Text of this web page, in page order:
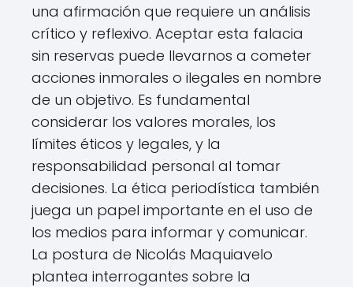
una afirmación que requiere un análisis
crítico y reflexivo. Aceptar esta falacia
sin reservas puede llevarnos a cometer
acciones inmorales o ilegales en nombre
de un objetivo. Es fundamental
considerar los valores morales, los
límites éticos y legales, y la
responsabilidad personal al tomar
decisiones. La ética periodística también
juega un papel importante en el uso de
los medios para informar y comunicar.
La postura de Nicolás Maquiavelo
plantea interrogantes sobre la